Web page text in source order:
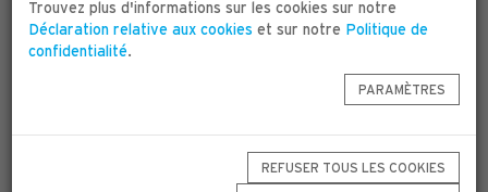
lundi 26/05/2025
Trouvez plus d'informations sur les cookies sur notre
Déclaration relative aux cookies et sur notre Politique de
confidentialité.
PARAMÈTRES
REFUSER TOUS LES COOKIES